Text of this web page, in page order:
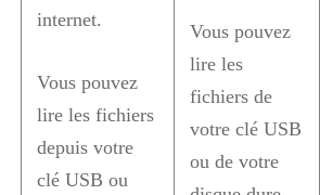
internet.
Vous pouvez
lire les fichiers
depuis votre
clé USB ou
Vous pouvez
lire les
fichiers de
votre clé USB
ou de votre